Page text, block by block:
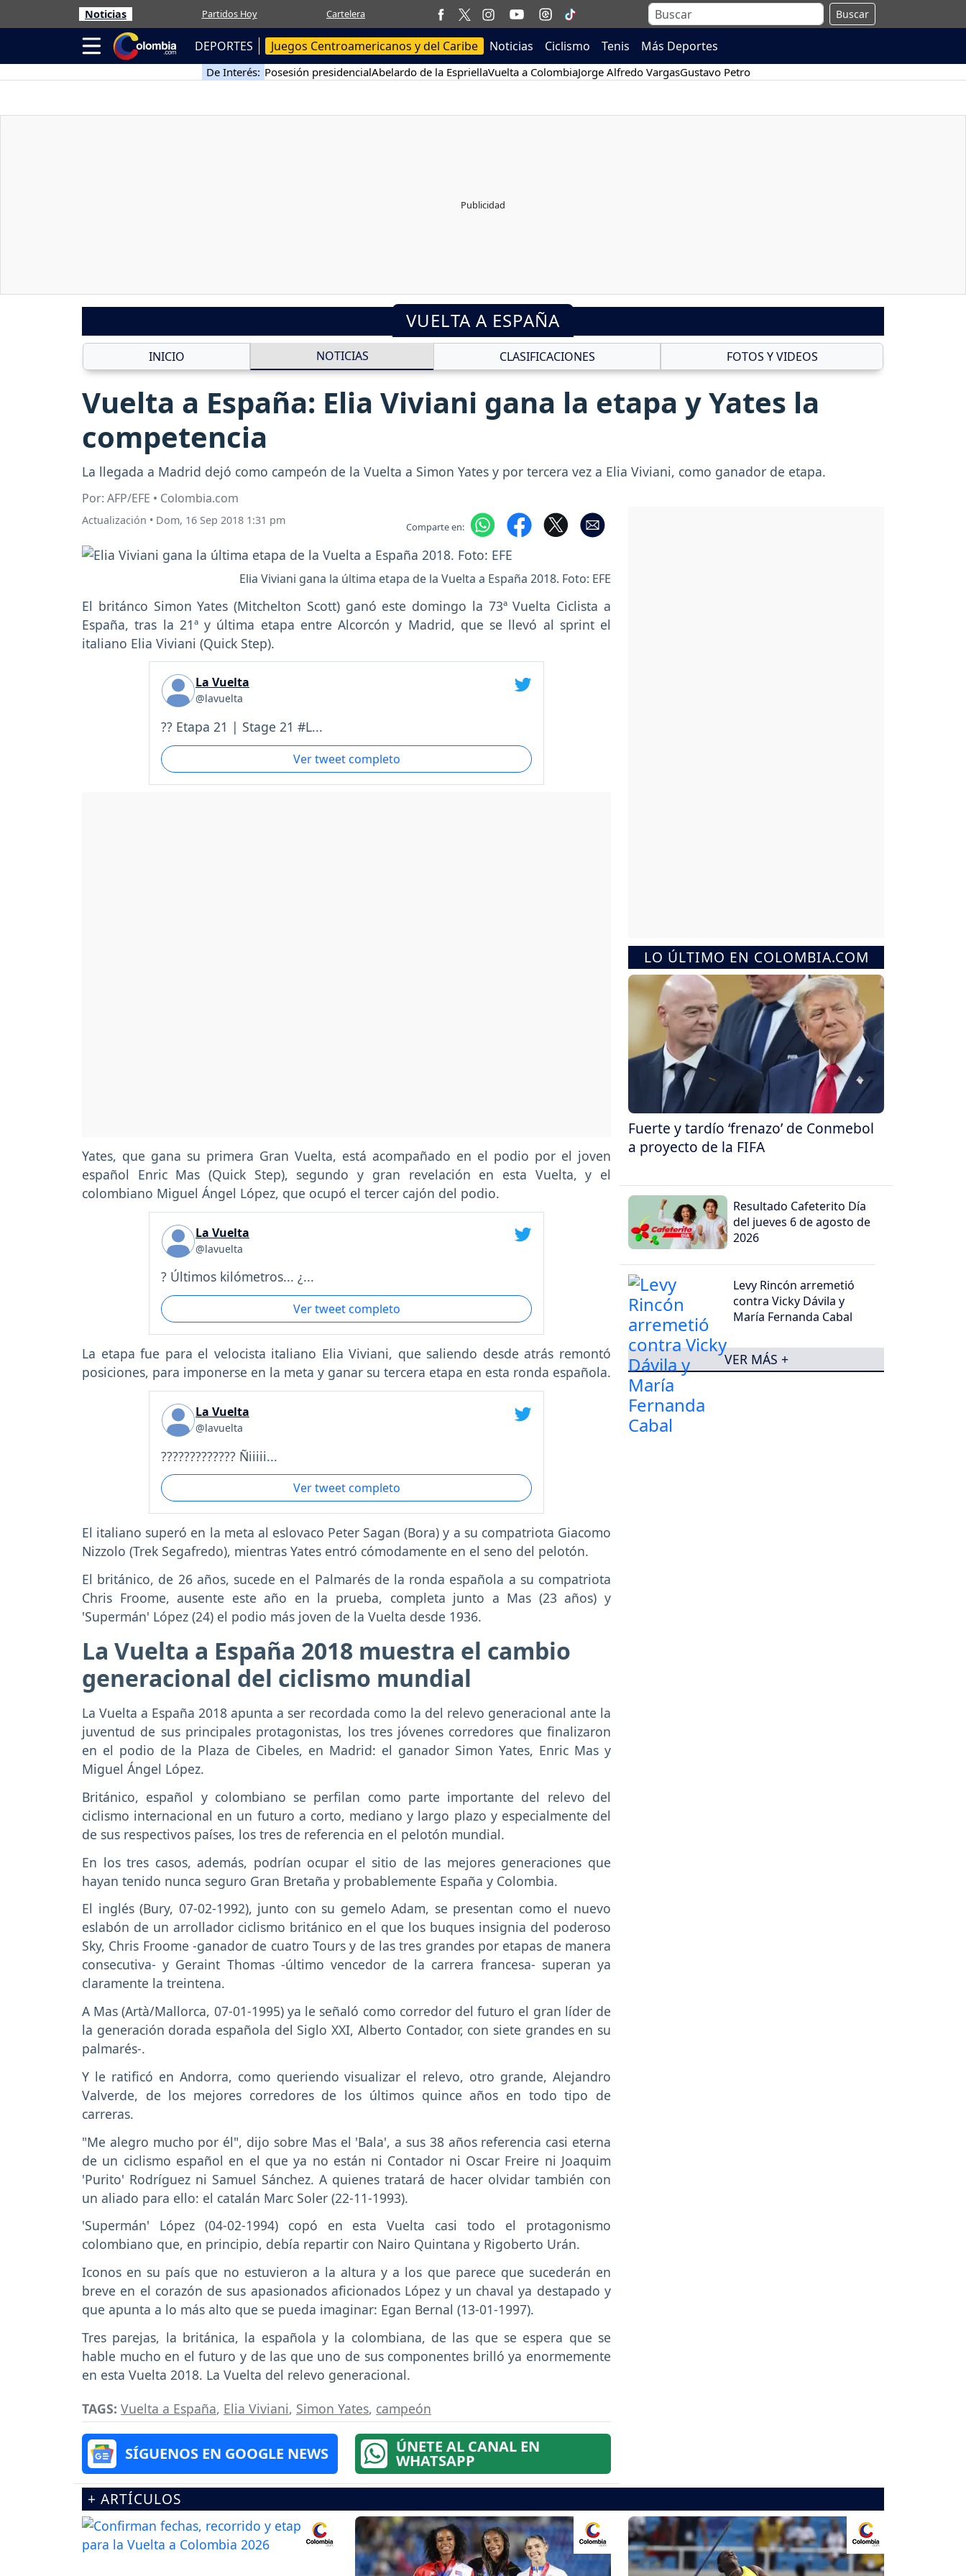
Noticias Partidos Hoy Cartelera Buscar
DEPORTES Juegos Centroamericanos y del Caribe Noticias Ciclismo Tenis Más Deportes
De Interés: Posesión presidencialAbelardo de la EspriellaVuelta a ColombiaJorge Alfredo VargasGustavo Petro
VUELTA A ESPAÑA
INICIO NOTICIAS CLASIFICACIONES FOTOS Y VIDEOS
Vuelta a España: Elia Viviani gana la etapa y Yates la
competencia
La llegada a Madrid dejó como campeón de la Vuelta a Simon Yates y por tercera vez a Elia Viviani, como ganador de etapa.
Por: AFP/EFE • Colombia.com
Actualización • Dom, 16 Sep 2018 1:31 pm Comparte en:
Elia Viviani gana la última etapa de la Vuelta a España 2018. Foto: EFE
El británco Simon Yates (Mitchelton Scott) ganó este domingo la 73ª Vuelta Ciclista a
España, tras la 21ª y última etapa entre Alcorcón y Madrid, que se llevó al sprint el
italiano Elia Viviani (Quick Step).
La Vuelta
@lavuelta
?? Etapa 21 | Stage 21 #L...
Ver tweet completo
Yates, que gana su primera Gran Vuelta, está acompañado en el podio por el joven
español Enric Mas (Quick Step), segundo y gran revelación en esta Vuelta, y el
colombiano Miguel Ángel López, que ocupó el tercer cajón del podio.
La Vuelta
@lavuelta
? Últimos kilómetros... ¿...
Ver tweet completo
La etapa fue para el velocista italiano Elia Viviani, que saliendo desde atrás remontó
posiciones, para imponerse en la meta y ganar su tercera etapa en esta ronda española.
La Vuelta
@lavuelta
????????????? Ñiiiii...
Ver tweet completo
El italiano superó en la meta al eslovaco Peter Sagan (Bora) y a su compatriota Giacomo
Nizzolo (Trek Segafredo), mientras Yates entró cómodamente en el seno del pelotón.
El británico, de 26 años, sucede en el Palmarés de la ronda española a su compatriota
Chris Froome, ausente este año en la prueba, completa junto a Mas (23 años) y
'Supermán' López (24) el podio más joven de la Vuelta desde 1936.
La Vuelta a España 2018 muestra el cambio
generacional del ciclismo mundial
La Vuelta a España 2018 apunta a ser recordada como la del relevo generacional ante la
juventud de sus principales protagonistas, los tres jóvenes corredores que finalizaron
en el podio de la Plaza de Cibeles, en Madrid: el ganador Simon Yates, Enric Mas y
Miguel Ángel López.
Británico, español y colombiano se perfilan como parte importante del relevo del
ciclismo internacional en un futuro a corto, mediano y largo plazo y especialmente del
de sus respectivos países, los tres de referencia en el pelotón mundial.
En los tres casos, además, podrían ocupar el sitio de las mejores generaciones que
hayan tenido nunca seguro Gran Bretaña y probablemente España y Colombia.
El inglés (Bury, 07-02-1992), junto con su gemelo Adam, se presentan como el nuevo
eslabón de un arrollador ciclismo británico en el que los buques insignia del poderoso
Sky, Chris Froome -ganador de cuatro Tours y de las tres grandes por etapas de manera
consecutiva- y Geraint Thomas -último vencedor de la carrera francesa- superan ya
claramente la treintena.
A Mas (Artà/Mallorca, 07-01-1995) ya le señaló como corredor del futuro el gran líder de
la generación dorada española del Siglo XXI, Alberto Contador, con siete grandes en su
palmarés-.
Y le ratificó en Andorra, como queriendo visualizar el relevo, otro grande, Alejandro
Valverde, de los mejores corredores de los últimos quince años en todo tipo de
carreras.
"Me alegro mucho por él", dijo sobre Mas el 'Bala', a sus 38 años referencia casi eterna
de un ciclismo español en el que ya no están ni Contador ni Oscar Freire ni Joaquim
'Purito' Rodríguez ni Samuel Sánchez. A quienes tratará de hacer olvidar también con
un aliado para ello: el catalán Marc Soler (22-11-1993).
'Supermán' López (04-02-1994) copó en esta Vuelta casi todo el protagonismo
colombiano que, en principio, debía repartir con Nairo Quintana y Rigoberto Urán.
Iconos en su país que no estuvieron a la altura y a los que parece que sucederán en
breve en el corazón de sus apasionados aficionados López y un chaval ya destapado y
que apunta a lo más alto que se pueda imaginar: Egan Bernal (13-01-1997).
Tres parejas, la británica, la española y la colombiana, de las que se espera que se
hable mucho en el futuro y de las que uno de sus componentes brilló ya enormemente
en esta Vuelta 2018. La Vuelta del relevo generacional.
TAGS: Vuelta a España, Elia Viviani, Simon Yates, campeón
SÍGUENOS EN GOOGLE NEWS ÚNETE AL CANAL EN
WHATSAPP
LO ÚLTIMO EN COLOMBIA.COM
Fuerte y tardío ‘frenazo’ de Conmebol
a proyecto de la FIFA
Resultado Cafeterito Día
del jueves 6 de agosto de
2026
Levy Rincón arremetió
contra Vicky Dávila y
María Fernanda Cabal
VER MÁS +
+ ARTÍCULOS